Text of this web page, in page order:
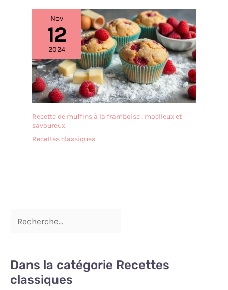
Nov
12
2024
Recette de muffins à la framboise : moelleux et
savoureux
Recettes classiques
Dans la catégorie Recettes
classiques